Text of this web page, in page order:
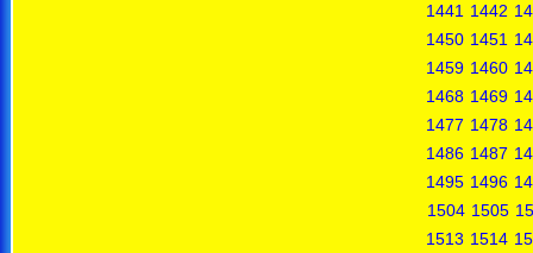
1441 1442
1450 1451
1459 1460
1468 1469
1477 1478
1486 1487
1495 1496
1504 1505
1513 1514